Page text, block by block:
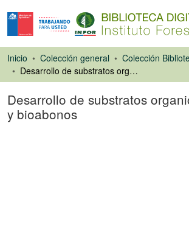
Inicio Colección general
Colección
Desarrollo de substratos organicos: compost y bioabonos
Desarrollo de substratos
y bioabonos